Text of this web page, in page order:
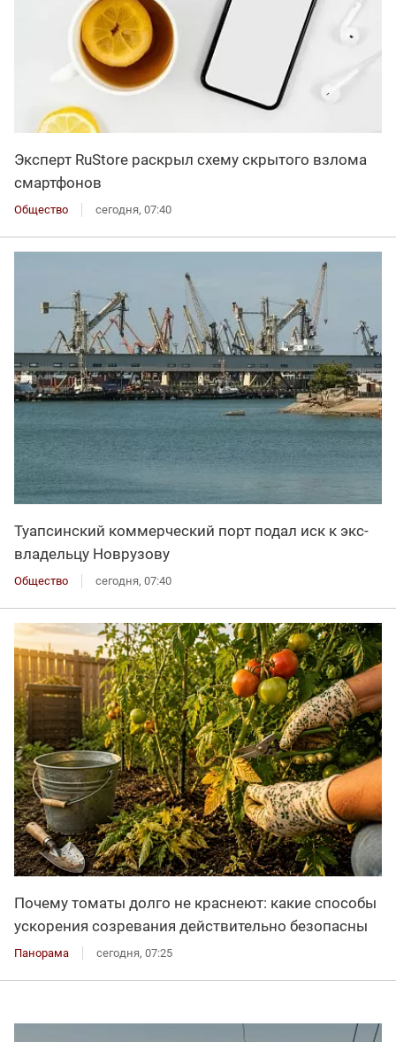
Эксперт RuStore раскрыл схему скрытого взлома
смартфонов
Общество сегодня, 07:40
Туапсинский коммерческий порт подал иск к экс-
владельцу Новрузову
Общество сегодня, 07:40
Почему томаты долго не краснеют: какие способы
ускорения созревания действительно безопасны
Панорама сегодня, 07:25